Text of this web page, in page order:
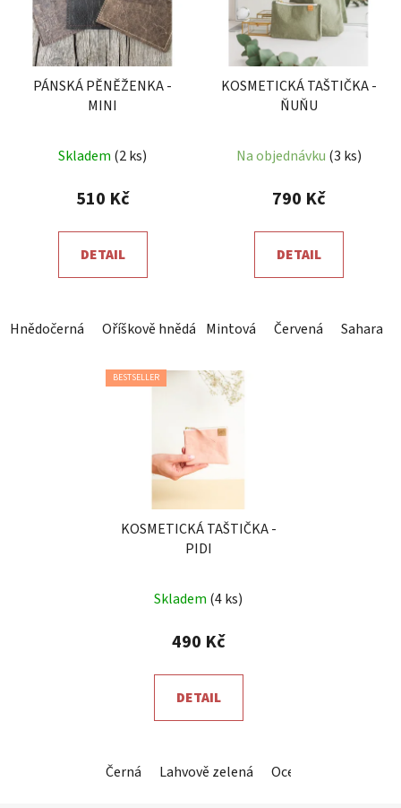
PÁNSKÁ PĚNĚŽENKA -
MINI
Skladem (2 ks)
510 Kč
DETAIL
Hnědočerná Oříškově hnědá
KOSMETICKÁ TAŠTIČKA -
ŇUŇU
hodnocení
produktu
5,0
z
Na objednávku (3 ks)
790 Kč
DETAIL
Mintová Červená Sahara
BESTSELLER
KOSMETICKÁ TAŠTIČKA -
PIDI
hodnocení
produktu
5,0
z
Skladem (4 ks)
490 Kč
DETAIL
Černá Lahvově zelená Ocelová šedá